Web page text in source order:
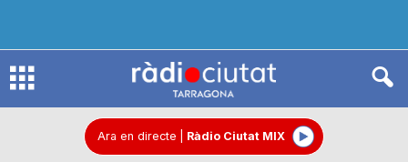
R
Ara en directe Ràdio Ciutat MIX